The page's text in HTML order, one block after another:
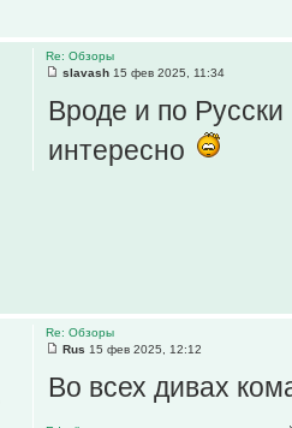
Re: Обзоры
slavash 15 фев 2025, 11:34
Вроде и по
интересно
Re: Обзоры
Rus 15 фев 2025, 12:12
Во всех дивах